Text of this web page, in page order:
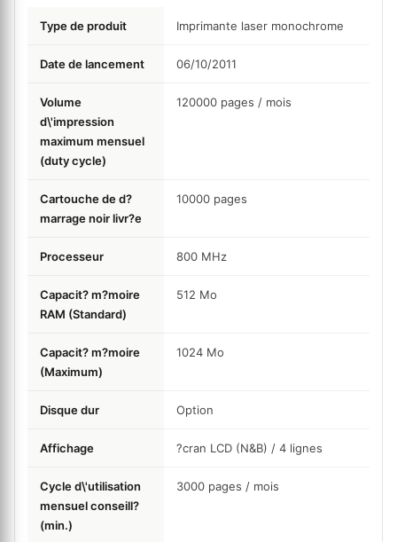
Type de produit Imprimante laser monochrome
Date de lancement 06/10/2011
Volume
d\'impression
maximum mensuel
(duty cycle)
120000 pages / mois
Cartouche de d?
marrage noir livr?e
10000 pages
Processeur 800 MHz
Capacit? m?moire
RAM (Standard)
512 Mo
Capacit? m?moire
(Maximum)
1024 Mo
Disque dur Option
Affichage ?cran LCD (N&B) / 4 lignes
Cycle d\'utilisation
mensuel conseill?
(min.)
3000 pages / mois